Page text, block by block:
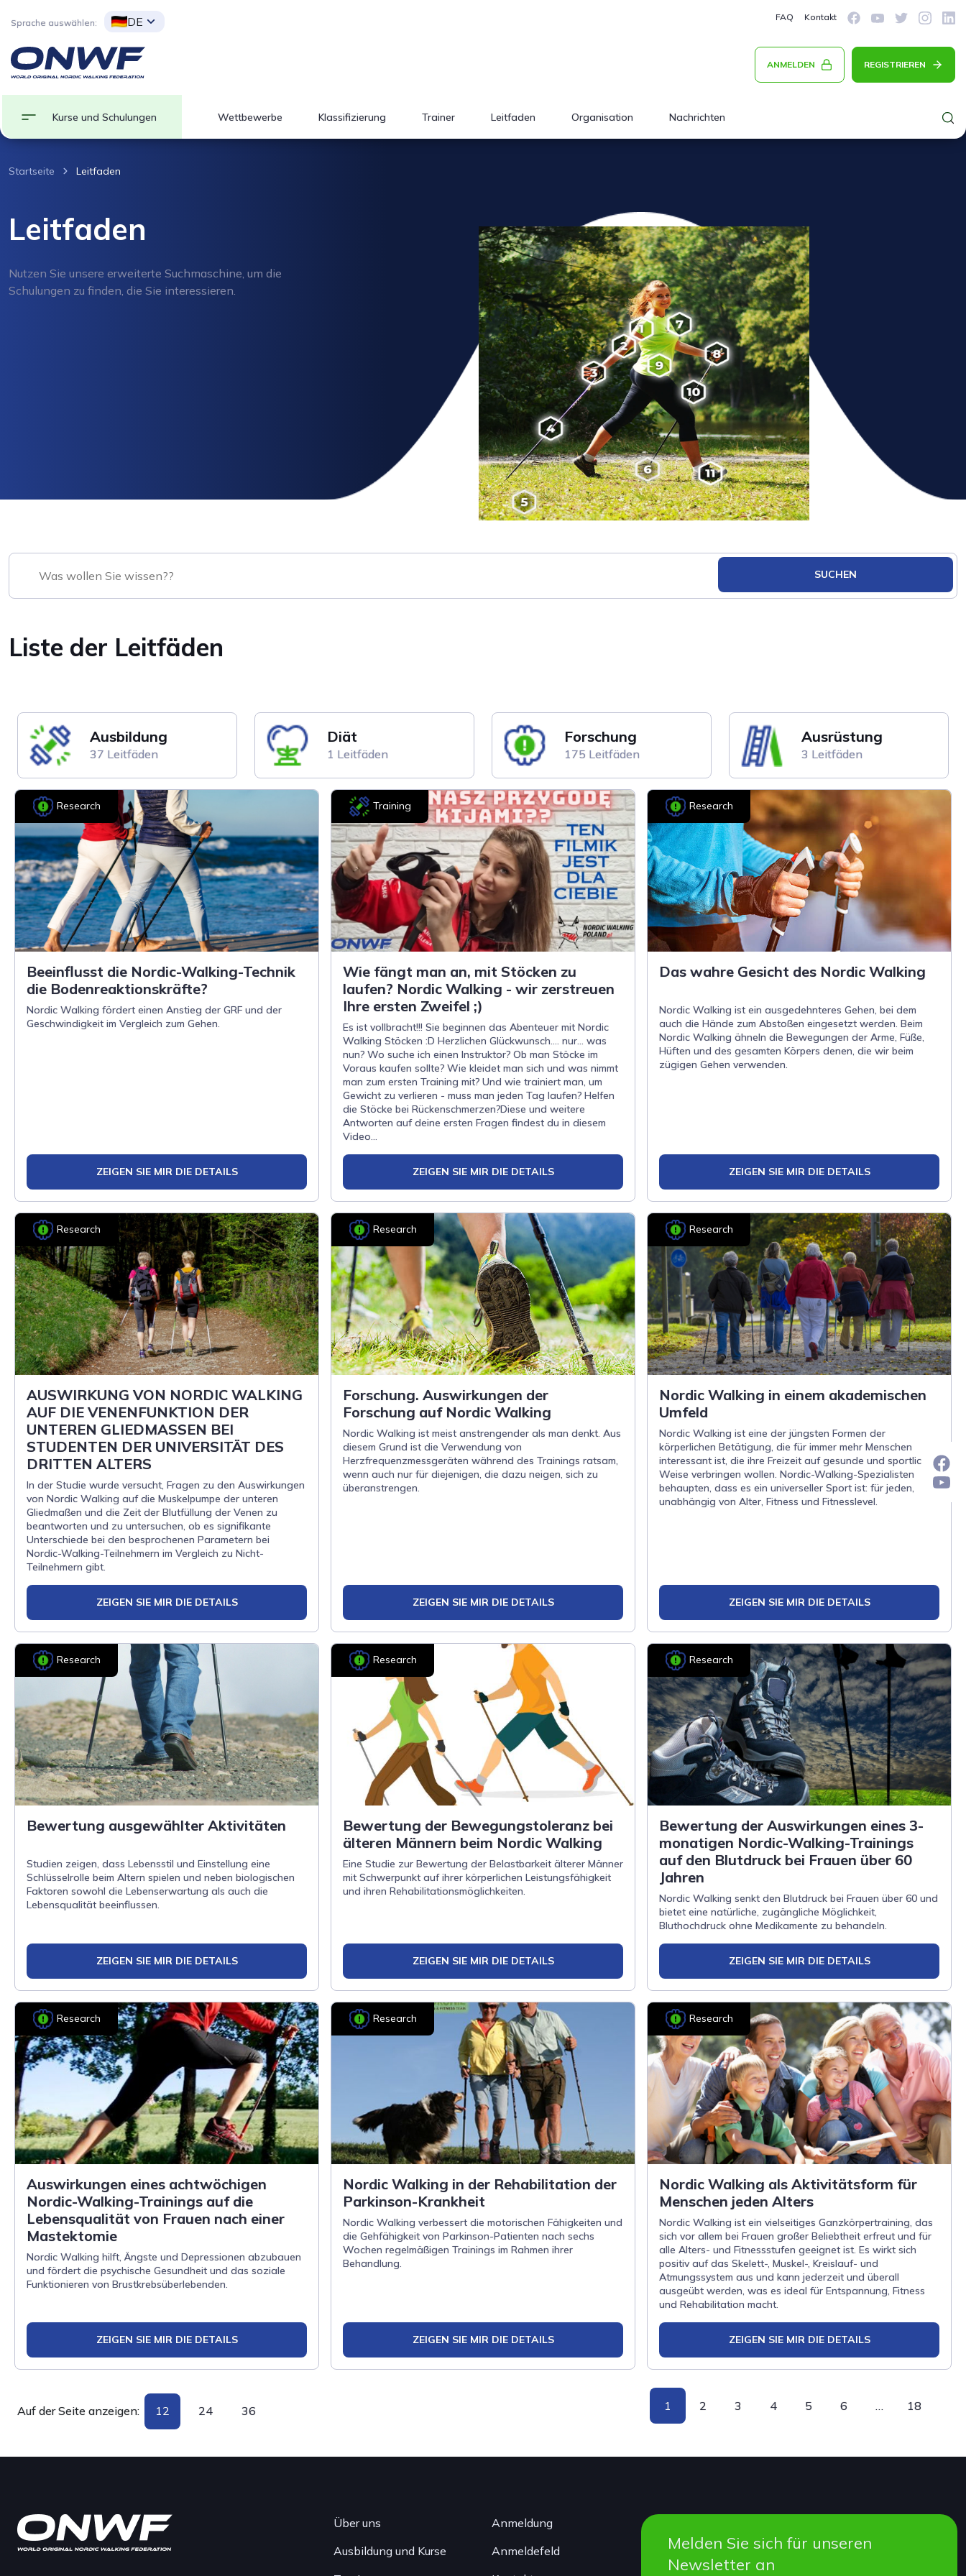
Sprache auswählen: DE FAQ Kontakt
ANMELDEN REGISTRIEREN
Kurse und Schulungen Wettbewerbe Klassifizierung Trainer Leitfaden Organisation Nachrichten
Startseite Leitfaden
Leitfaden
Nutzen Sie unsere erweiterte Suchmaschine, um die
Schulungen zu finden, die Sie interessieren.
SUCHEN
Liste der Leitfäden
Ausbildung
37 Leitfäden
Diät
1 Leitfäden
Forschung
175 Leitfäden
Ausrüstung
3 Leitfäden
Research
Beeinflusst die Nordic-Walking-Technik
die Bodenreaktionskräfte?
Nordic Walking fördert einen Anstieg der GRF und der
Geschwindigkeit im Vergleich zum Gehen.
ZEIGEN SIE MIR DIE DETAILS
Training
Wie fängt man an, mit Stöcken zu
laufen? Nordic Walking - wir zerstreuen
Ihre ersten Zweifel ;)
Es ist vollbracht!!! Sie beginnen das Abenteuer mit Nordic
Walking Stöcken :D Herzlichen Glückwunsch.... nur... was
nun? Wo suche ich einen Instruktor? Ob man Stöcke im
Voraus kaufen sollte? Wie kleidet man sich und was nimmt
man zum ersten Training mit? Und wie trainiert man, um
Gewicht zu verlieren - muss man jeden Tag laufen? Helfen
die Stöcke bei Rückenschmerzen?Diese und weitere
Antworten auf deine ersten Fragen findest du in diesem
Video...
ZEIGEN SIE MIR DIE DETAILS
Research
Das wahre Gesicht des Nordic Walking
Nordic Walking ist ein ausgedehnteres Gehen, bei dem
auch die Hände zum Abstoßen eingesetzt werden. Beim
Nordic Walking ähneln die Bewegungen der Arme, Füße,
Hüften und des gesamten Körpers denen, die wir beim
zügigen Gehen verwenden.
ZEIGEN SIE MIR DIE DETAILS
Research
AUSWIRKUNG VON NORDIC WALKING
AUF DIE VENENFUNKTION DER
UNTEREN GLIEDMASSEN BEI
STUDENTEN DER UNIVERSITÄT DES
DRITTEN ALTERS
In der Studie wurde versucht, Fragen zu den Auswirkungen
von Nordic Walking auf die Muskelpumpe der unteren
Gliedmaßen und die Zeit der Blutfüllung der Venen zu
beantworten und zu untersuchen, ob es signifikante
Unterschiede bei den besprochenen Parametern bei
Nordic-Walking-Teilnehmern im Vergleich zu Nicht-
Teilnehmern gibt.
ZEIGEN SIE MIR DIE DETAILS
Research
Forschung. Auswirkungen der
Forschung auf Nordic Walking
Nordic Walking ist meist anstrengender als man denkt. Aus
diesem Grund ist die Verwendung von
Herzfrequenzmessgeräten während des Trainings ratsam,
wenn auch nur für diejenigen, die dazu neigen, sich zu
überanstrengen.
ZEIGEN SIE MIR DIE DETAILS
Research
Nordic Walking in einem akademischen
Umfeld
Nordic Walking ist eine der jüngsten Formen der
körperlichen Betätigung, die für immer mehr Menschen
interessant ist, die ihre Freizeit auf gesunde und sportliche
Weise verbringen wollen. Nordic-Walking-Spezialisten
behaupten, dass es ein universeller Sport ist: für jeden,
unabhängig von Alter, Fitness und Fitnesslevel.
ZEIGEN SIE MIR DIE DETAILS
Research
Bewertung ausgewählter Aktivitäten
Studien zeigen, dass Lebensstil und Einstellung eine
Schlüsselrolle beim Altern spielen und neben biologischen
Faktoren sowohl die Lebenserwartung als auch die
Lebensqualität beeinflussen.
ZEIGEN SIE MIR DIE DETAILS
Research
Bewertung der Bewegungstoleranz bei
älteren Männern beim Nordic Walking
Eine Studie zur Bewertung der Belastbarkeit älterer Männer
mit Schwerpunkt auf ihrer körperlichen Leistungsfähigkeit
und ihren Rehabilitationsmöglichkeiten.
ZEIGEN SIE MIR DIE DETAILS
Research
Bewertung der Auswirkungen eines 3-
monatigen Nordic-Walking-Trainings
auf den Blutdruck bei Frauen über 60
Jahren
Nordic Walking senkt den Blutdruck bei Frauen über 60 und
bietet eine natürliche, zugängliche Möglichkeit,
Bluthochdruck ohne Medikamente zu behandeln.
ZEIGEN SIE MIR DIE DETAILS
Research
Auswirkungen eines achtwöchigen
Nordic-Walking-Trainings auf die
Lebensqualität von Frauen nach einer
Mastektomie
Nordic Walking hilft, Ängste und Depressionen abzubauen
und fördert die psychische Gesundheit und das soziale
Funktionieren von Brustkrebsüberlebenden.
ZEIGEN SIE MIR DIE DETAILS
Research
Nordic Walking in der Rehabilitation der
Parkinson-Krankheit
Nordic Walking verbessert die motorischen Fähigkeiten und
die Gehfähigkeit von Parkinson-Patienten nach sechs
Wochen regelmäßigen Trainings im Rahmen ihrer
Behandlung.
ZEIGEN SIE MIR DIE DETAILS
Research
Nordic Walking als Aktivitätsform für
Menschen jeden Alters
Nordic Walking ist ein vielseitiges Ganzkörpertraining, das
sich vor allem bei Frauen großer Beliebtheit erfreut und für
alle Alters- und Fitnessstufen geeignet ist. Es wirkt sich
positiv auf das Skelett-, Muskel-, Kreislauf- und
Atmungssystem aus und kann jederzeit und überall
ausgeübt werden, was es ideal für Entspannung, Fitness
und Rehabilitation macht.
ZEIGEN SIE MIR DIE DETAILS
Auf der Seite anzeigen: 12 24 36 1 2 3 4 5 6 … 18
Über uns
Ausbildung und Kurse
Anmeldung
Anmeldefeld
Melden Sie sich für unseren
Newsletter an